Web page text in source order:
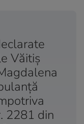
Văitiş
2281 din